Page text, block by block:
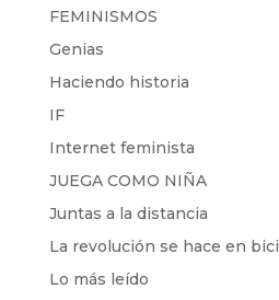
FEMINISMOS
Genias
Haciendo historia
IF
Internet feminista
JUEGA COMO NIÑA
Juntas a la distancia
La revolución se hace en bici
Lo más leído